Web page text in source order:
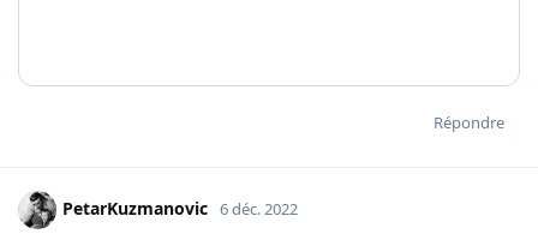
Répondre
PetarKuzmanovic 6 déc. 2022